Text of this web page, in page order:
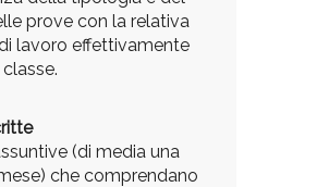
prove con la relativa
lavoro effettivamente
(di media una
che comprendano